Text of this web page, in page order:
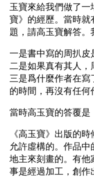
玉寶來給我們做了一
寶》的經歷。當時就
題，請高玉寶解答。
一是書中寫的周扒皮
二是如果真有其人，
三是爲什麼作者在
的時間，再沒有任何
當時高玉寶的答覆是
《高玉寶》出版的
允許虛構的。作品
地主來刻畫的。有他
事是經過加工，創作